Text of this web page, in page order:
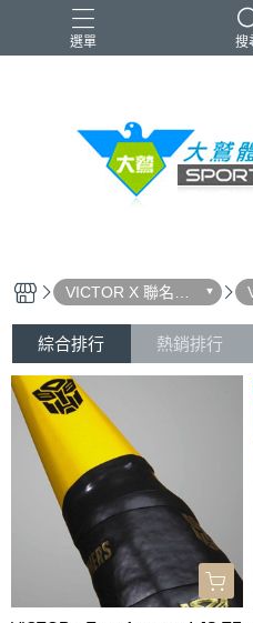
選單 搜
VICTOR YONEX 羽球拍
VICTOR X 聯名系
列
綜合排行 熱銷排行